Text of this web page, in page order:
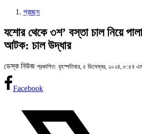
প্রচ্ছদ
যশোর থেকে ৩শ’ বস্তা চাল নিয়ে
আটক: চাল উদ্ধার
ডেস্ক নিউজ প্রকাশিত: বৃহস্পতিবার, ৫ ডিসেম্বর, ২০২৪, ৮:৫৪
Facebook